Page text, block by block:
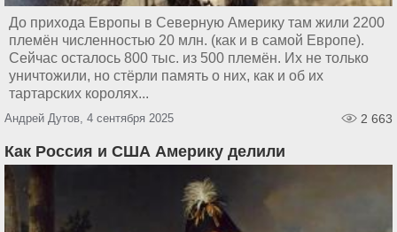
До прихода Европы в Северную Америку там жили 2200
племён численностью 20 млн. (как и в самой Европе).
Сейчас осталось 800 тыс. из 500 племён. Их не только
уничтожили, но стёрли память о них, как и об их
тартарских королях...
Андрей Дутов, 4 сентября 2025 2 663
Как Россия и США Америку делили